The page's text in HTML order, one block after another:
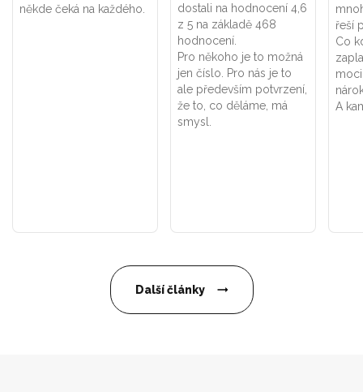
někde čeká na každého.
dostali na hodnocení 4,6
z 5 na základě 468
hodnocení.
Pro někoho je to možná
jen číslo. Pro nás je to
ale především potvrzení,
že to, co děláme, má
smysl.
řeší
Co
A
Další články